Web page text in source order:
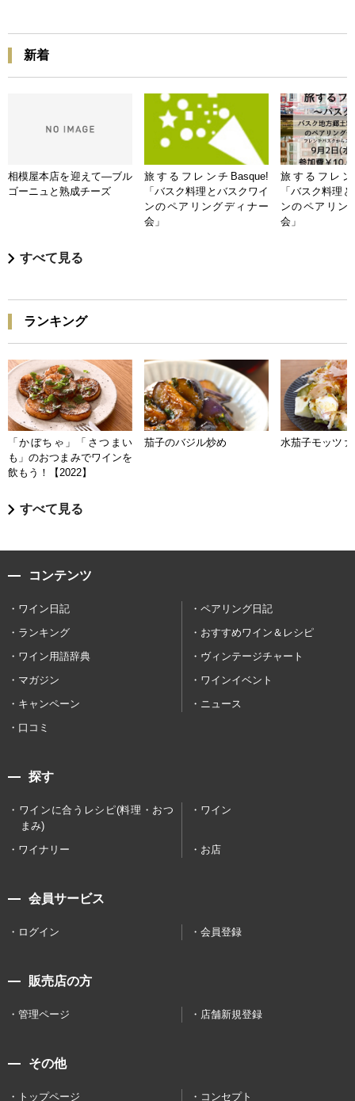
新着
相模屋本店を迎えて―ブル
ゴーニュと熟成チーズ
旅するフレンチBasque!
「バスク料理とバスクワイ
ンのペアリングディナー
会」
旅するフレン
「バスク料理
ンのペアリン
会」
すべて見る
ランキング
「かぼちゃ」「さつまい
も」のおつまみでワインを
飲もう！【2022】
茄子のバジル炒め 水茄子モッツァ
すべて見る
コンテンツ
ワイン日記
ペアリング日記
ランキング
おすすめワイン＆レシピ
ワイン用語辞典
ヴィンテージチャート
マガジン
ワインイベント
キャンペーン
ニュース
口コミ
探す
ワインに合うレシピ(料理・おつ
まみ)
ワイン
ワイナリー お店
会員サービス
ログイン 会員登録
販売店の方
管理ページ 店舗新規登録
その他
トップページ コンセプト